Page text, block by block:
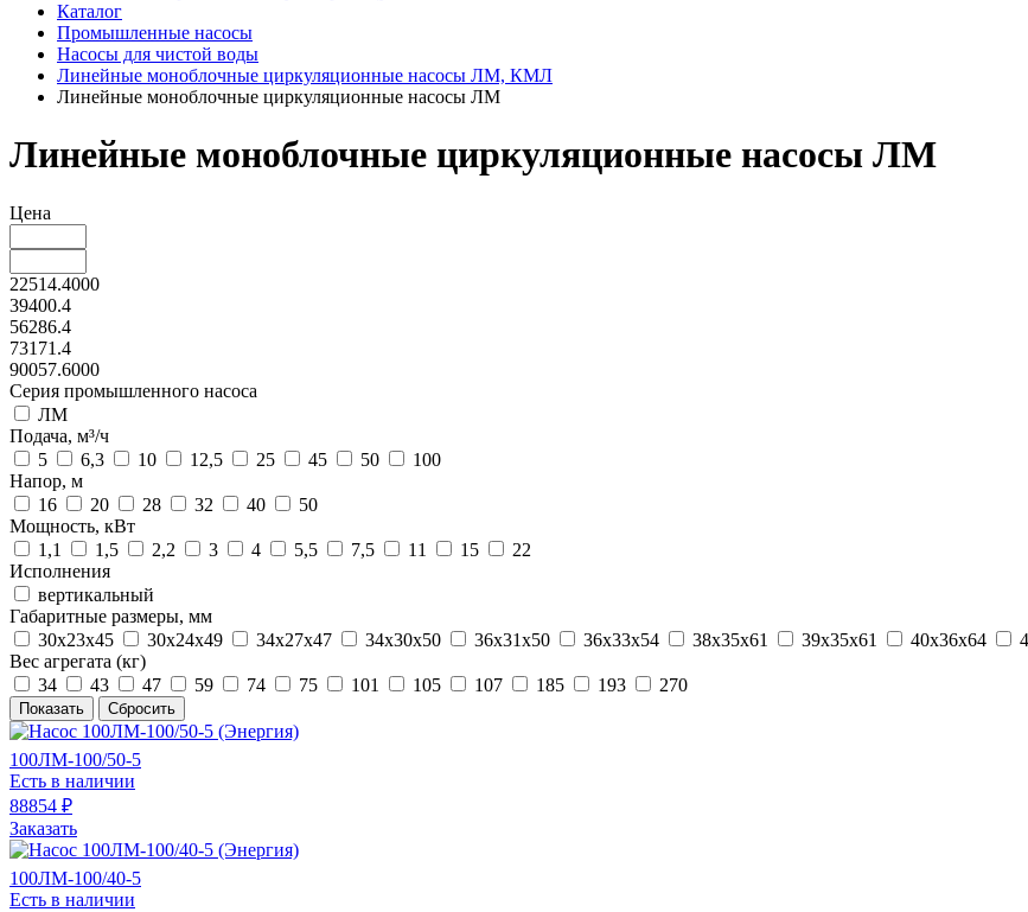
Каталог
Промышленные насосы
Насосы для чистой воды
Линейные моноблочные циркуляционные насосы ЛМ, КМЛ
Линейные моноблочные циркуляционные насосы ЛМ
Линейные моноблочные циркуляционные насосы ЛМ
Цена
22514.4000
39400.4
56286.4
73171.4
90057.6000
Серия промышленного насоса
ЛМ
Подача, м³/ч
5
6,3 10 12,5 25 45 50
100
Напор, м
16
20 28 32 40
50
Мощность, кВт
1,1
1,5 2,2 3 4 5,5 7,5 11 15
22
Исполнения
вертикальный
Габаритные размеры, мм
30х23х45
30х24х49 34х27х47 34х30х50 36х31х50 36х33х54 38х35х61 39х35х61 40х36х64
Вес агрегата (кг)
34
43 47 59 74 75 101 105 107 185 193 270
100ЛМ-100/50-5
Есть в наличии
88854 ₽
Заказать
100ЛМ-100/40-5
Есть в наличии